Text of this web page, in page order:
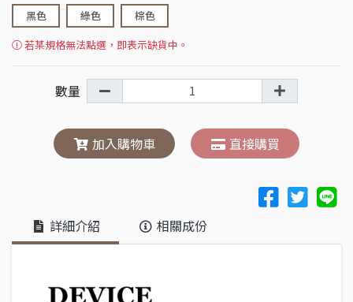
黑色 綠色
棕色
若某規格無法點選，即表示缺貨中。
數量
加入購物車 直接購買
詳細介紹 相關成份